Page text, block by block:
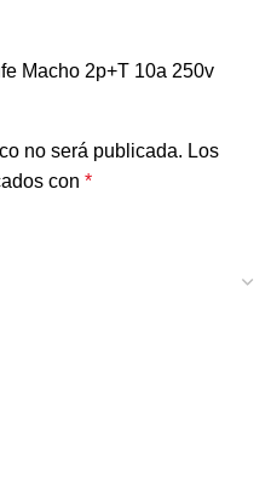
Macho 2p+T 10a 250v
no será publicada. Los
con *